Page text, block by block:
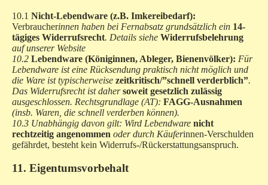
10.1 Nicht-Lebendware (z.B. Imkereibedarf):
Verbraucherinnen haben bei Fernabsatz grundsätzlich ein 14-
tägiges Widerrufsrecht. Details siehe Widerrufsbelehrung
auf unserer Website
10.2 Lebendware (Königinnen, Ableger, Bienenvölker): Für
Lebendware ist eine Rücksendung praktisch nicht möglich und
die Ware ist typischerweise zeitkritisch/”schnell verderblich”.
Das Widerrufsrecht ist dahersoweit gesetzlich zulässig
ausgeschlossen. Rechtsgrundlage (AT): FAGG-Ausnahmen
(insb. Waren, die schnell verderben können).
10.3 Unabhängig davon gilt: Wird Lebendware nicht
rechtzeitig angenommen oder durch Käuferinnen-Verschulden
gefährdet, besteht kein Widerrufs-/Rückerstattungsanspruch.
11. Eigentumsvorbehalt